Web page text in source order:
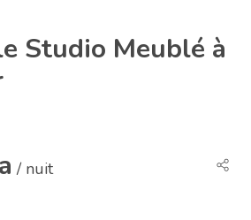
Studio Meublé à
/ nuit